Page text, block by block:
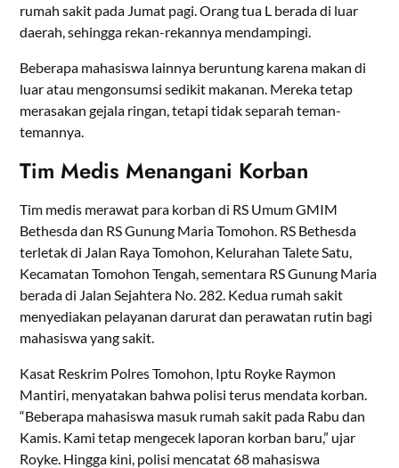
rumah sakit pada Jumat pagi. Orang tua L berada di luar
daerah, sehingga rekan-rekannya mendampingi.
Beberapa mahasiswa lainnya beruntung karena makan di
luar atau mengonsumsi sedikit makanan. Mereka tetap
merasakan gejala ringan, tetapi tidak separah teman-
temannya.
Tim Medis Menangani Korban
Tim medis merawat para korban di RS Umum GMIM
Bethesda dan RS Gunung Maria Tomohon. RS Bethesda
terletak di Jalan Raya Tomohon, Kelurahan Talete Satu,
Kecamatan Tomohon Tengah, sementara RS Gunung Maria
berada di Jalan Sejahtera No. 282. Kedua rumah sakit
menyediakan pelayanan darurat dan perawatan rutin bagi
mahasiswa yang sakit.
Kasat Reskrim Polres Tomohon, Iptu Royke Raymon
Mantiri, menyatakan bahwa polisi terus mendata korban.
“Beberapa mahasiswa masuk rumah sakit pada Rabu dan
Kamis. Kami tetap mengecek laporan korban baru,” ujar
Royke. Hingga kini, polisi mencatat 68 mahasiswa